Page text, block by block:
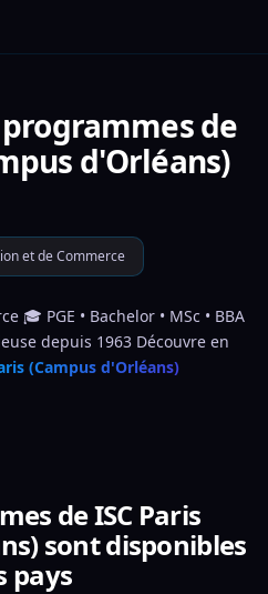
de
d'Orléans)
et de Commerce
🎓 PGE • Bachelor • MSc • BBA
depuis 1963 Découvre en
(Campus d'Orléans)
de ISC Paris
sont disponibles
pays